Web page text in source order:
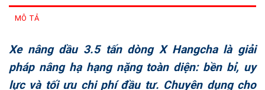
MÔ TẢ
Xe nâng dầu 3.5 tấn dòng X Hangcha là giải
pháp nâng hạ hạng nặng toàn diện: bền bỉ, uy
lực và tối ưu chi phí đầu tư. Chuyên dụng cho